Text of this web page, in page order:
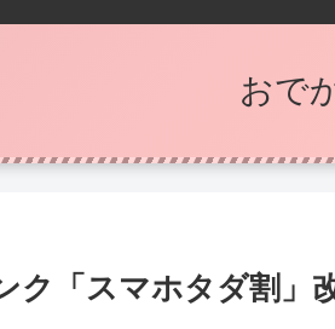
おで
ク「スマホタダ割」